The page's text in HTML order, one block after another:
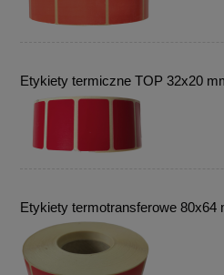
Etykiety termiczne TOP 32x20
Etykiety termotransferowe